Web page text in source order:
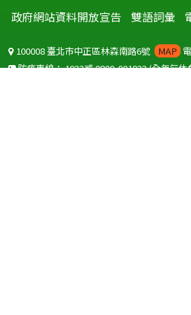
政府網站資料開放宣告
雙語詞彙
100008 臺北市中正區林森南路6號 MAP
防疫專線：1922或0800-001922(全年無休